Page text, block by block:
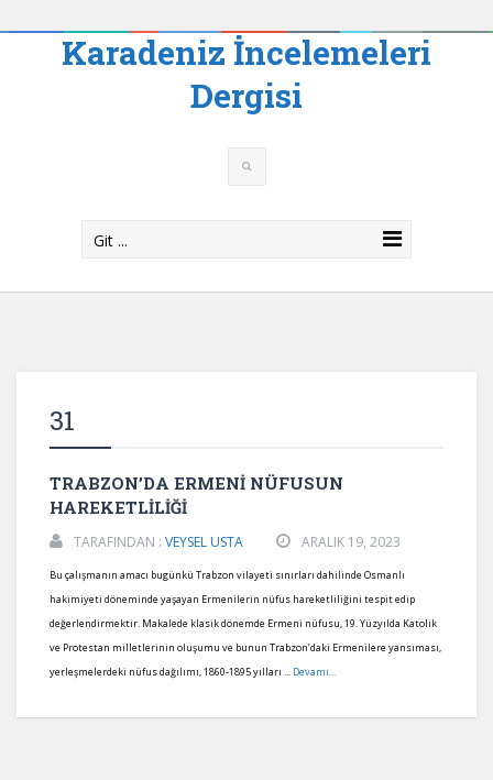
Karadeniz İncelemeleri
Dergisi
Git ...
31
TRABZON’DA ERMENİ NÜFUSUN
HAREKETLİLİĞİ
TARAFINDAN : VEYSEL USTA ARALIK 19, 2023
Bu çalışmanın amacı bugünkü Trabzon vilayeti sınırları dahilinde Osmanlı
hakimiyeti döneminde yaşayan Ermenilerin nüfus hareketliliğini tespit edip
değerlendirmektir. Makalede klasik dönemde Ermeni nüfusu, 19. Yüzyılda Katolik
ve Protestan milletlerinin oluşumu ve bunun Trabzon’daki Ermenilere yansıması,
yerleşmelerdeki nüfus dağılımı, 1860-1895 yılları ... Devamı...